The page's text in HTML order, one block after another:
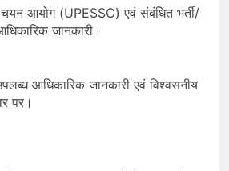
चयन आयोग (UPESSC) एवं संबंधित भर्ती/
जानकारी।
आधिकारिक जानकारी एवं विश्वसनीय
पर।